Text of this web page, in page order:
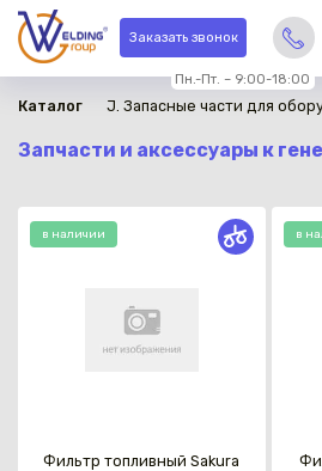
Заказать звонок
Пн.-Пт. – 9:00-18:00
Каталог J. Запасные части для
Запчасти и аксессуары к
в наличии
Фильтр топливный Sakura
в